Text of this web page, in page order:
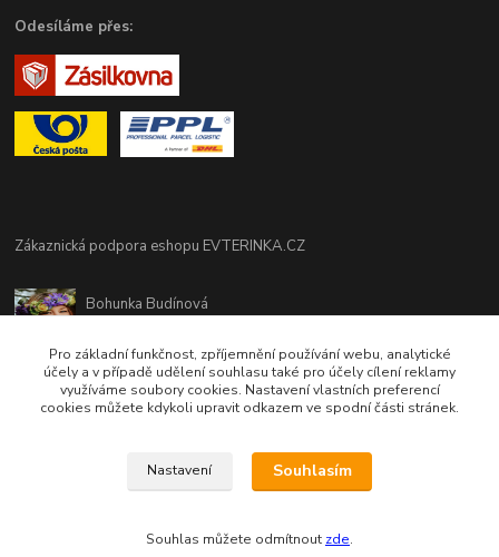
Odesíláme přes:
Zákaznická podpora eshopu EVTERINKA.CZ
Bohunka Budínová
(Po-Pá - 9:00-17:00hod, So 8:00-12:00hod)
obchod@evterinka.cz
Pro základní funkčnost, zpříjemnění používání webu, analytické
účely a v případě udělení souhlasu také pro účely cílení reklamy
využíváme soubory cookies. Nastavení vlastních preferencí
cookies můžete kdykoli upravit odkazem ve spodní části stránek.
Nastavení Souhlasím
Souhlas můžete odmítnout zde.